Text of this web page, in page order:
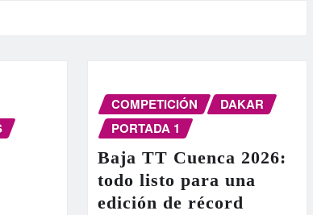
COMPETICIÓN
DAKAR
PORTADA 1
Baja TT Cuenca 2026:
todo listo para una
edición de récord